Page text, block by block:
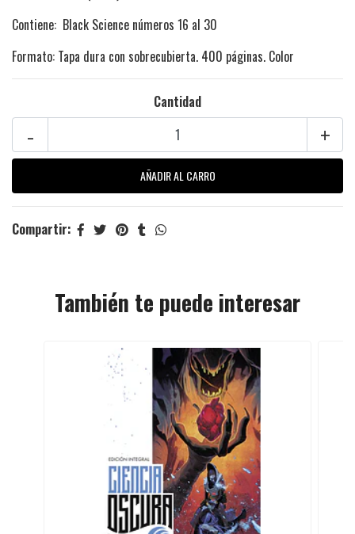
Contiene: Black Science números 16 al 30
Formato: Tapa dura con sobrecubierta. 400 páginas. Color
Cantidad
+
-
Compartir:
También te puede interesar